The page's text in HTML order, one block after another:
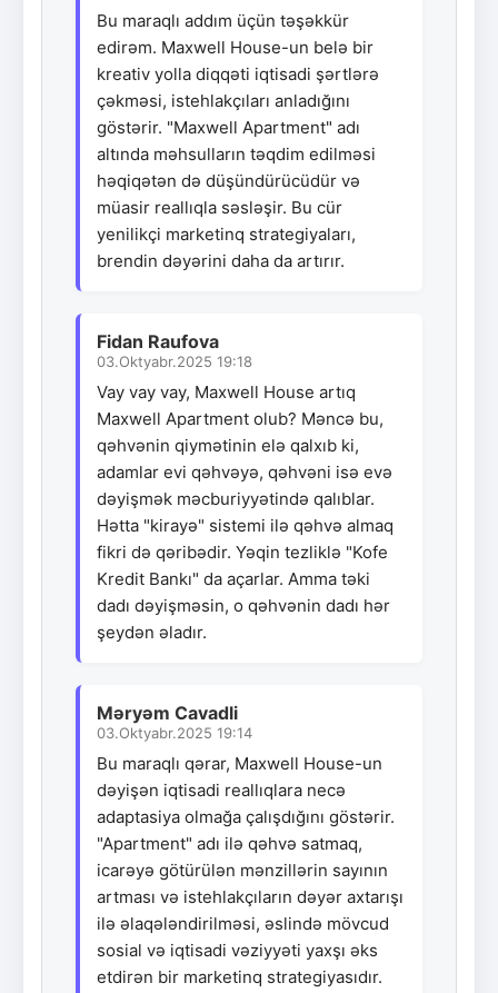
Bu maraqlı addım üçün təşəkkür
edirəm. Maxwell House-un belə bir
kreativ yolla diqqəti iqtisadi şərtlərə
çəkməsi, istehlakçıları anladığını
göstərir. "Maxwell Apartment" adı
altında məhsulların təqdim edilməsi
həqiqətən də düşündürücüdür və
müasir reallıqla səsləşir. Bu cür
yenilikçi marketinq strategiyaları,
brendin dəyərini daha da artırır.
Fidan Raufova
03.Oktyabr.2025 19:18
Vay vay vay, Maxwell House artıq
Maxwell Apartment olub? Məncə bu,
qəhvənin qiymətinin elə qalxıb ki,
adamlar evi qəhvəyə, qəhvəni isə evə
dəyişmək məcburiyyətində qalıblar.
Hətta "kirayə" sistemi ilə qəhvə almaq
fikri də qəribədir. Yəqin tezliklə "Kofe
Kredit Bankı" da açarlar. Amma təki
dadı dəyişməsin, o qəhvənin dadı hər
şeydən əladır.
Məryəm Cavadli
03.Oktyabr.2025 19:14
Bu maraqlı qərar, Maxwell House-un
dəyişən iqtisadi reallıqlara necə
adaptasiya olmağa çalışdığını göstərir.
"Apartment" adı ilə qəhvə satmaq,
icarəyə götürülən mənzillərin sayının
artması və istehlakçıların dəyər axtarışı
ilə əlaqələndirilməsi, əslində mövcud
sosial və iqtisadi vəziyyəti yaxşı əks
etdirən bir marketinq strategiyasıdır.